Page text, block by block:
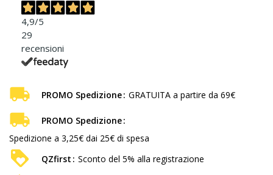
4,9/5
29
recensioni
PROMO Spedizione GRATUITA a partire da 69€
PROMO Spedizione
Spedizione a 3,25€ dai 25€ di spesa
QZfirst
Sconto del 5% alla registrazione